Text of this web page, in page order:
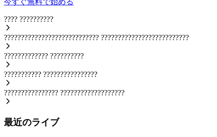
今すぐ無料で始める
???? ??????????
???????????????????????????? ??????????????????????????
????????????? ??????????
??????????? ????????????????
???????????????? ???????????????????
最近のライブ